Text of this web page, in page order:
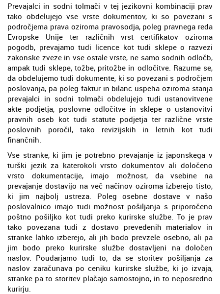
Prevajalci in sodni tolmači v tej jezikovni kombinaciji prav
tako obdelujejo vse vrste dokumentov, ki so povezani s
področjema prava oziroma pravosodja, poleg pravnega reda
Evropske Unije ter različnih vrst certifikatov oziroma
pogodb, prevajamo tudi licence kot tudi sklepe o razvezi
zakonske zveze in vse ostale vrste, ne samo sodnih odločb,
ampak tudi sklepe, tožbe, pritožbe in odločitve. Razume se,
da obdelujemo tudi dokumente, ki so povezani s področjem
poslovanja, pa poleg faktur in bilanc uspeha oziroma stanja
prevajalci in sodni tolmači obdelujejo tudi ustanovitvene
akte podjetja, poslovne odločitve in sklepe o ustanovitvi
pravnih oseb kot tudi statute podjetja ter različne vrste
poslovnih poročil, tako revizijskih in letnih kot tudi
finančnih.
Vse stranke, ki jim je potrebno prevajanje iz japonskega v
turški jezik za katerokoli vrsto dokumentov ali določeno
vrsto dokumentacije, imajo možnost, da vsebine na
prevajanje dostavijo na več načinov oziroma izberejo tisto,
ki jim najbolj ustreza. Poleg osebne dostave v našo
poslovalnico imajo tudi možnost pošiljanja s priporočeno
poštno pošiljko kot tudi preko kurirske službe. To je prav
tako povezana tudi z dostavo prevedenih materialov in
stranke lahko izberejo, ali jih bodo prevzele osebno, ali pa
jim bodo preko kurirske službe dostavljeni na določen
naslov. Poudarjamo tudi to, da se storitev pošiljanja za
naslov zaračunava po ceniku kurirske službe, ki jo izvaja,
stranke pa to storitev plačajo samostojno, in to neposredno
kurirju.